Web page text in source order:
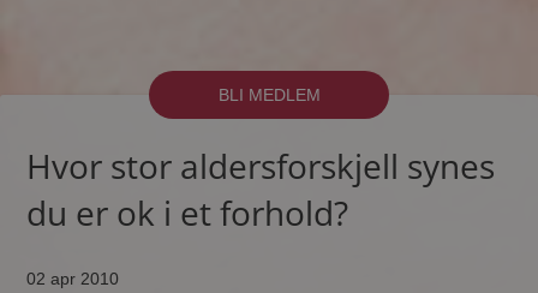
BLI MEDLEM
Hvor stor aldersforskjell synes
du er ok i et forhold?
02 apr 2010